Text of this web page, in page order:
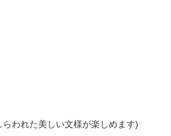
われた美しい文様が楽しめます)